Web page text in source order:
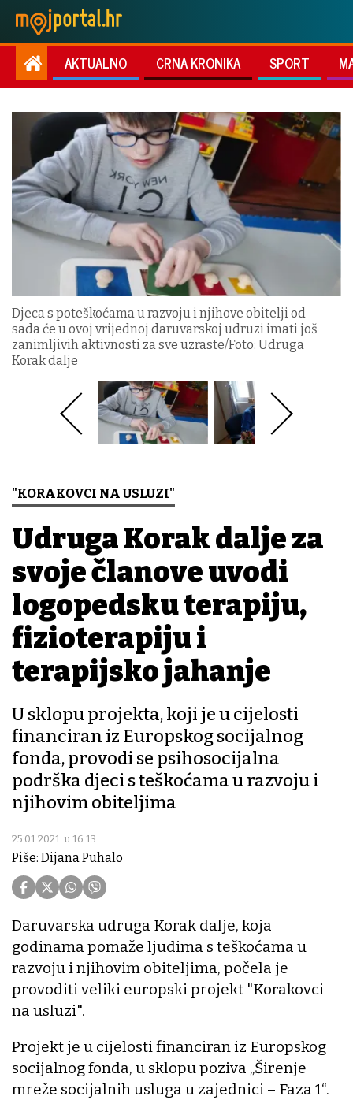
AKTUALNO CRNA KRONIKA SPORT
Djeca s poteškoćama u razvoju i njihove obitelji od
sada će u ovoj vrijednoj daruvarskoj udruzi imati još
zanimljivih aktivnosti za sve uzraste/Foto: Udruga
Korak dalje
"KORAKOVCI NA USLUZI"
Udruga Korak dalje za
svoje članove uvodi
logopedsku terapiju,
fizioterapiju i
terapijsko jahanje
U sklopu projekta, koji je u cijelosti
financiran iz Europskog socijalnog
fonda, provodi se psihosocijalna
podrška djeci s teškoćama u razvoju i
njihovim obiteljima
25.01.2021. u 16:13
Piše: Dijana Puhalo
Daruvarska udruga Korak dalje, koja
godinama pomaže ljudima s teškoćama u
razvoju i njihovim obiteljima, počela je
provoditi veliki europski projekt "Korakovci
na usluzi".
Projekt je u cijelosti financiran iz Europskog
socijalnog fonda, u sklopu poziva „Širenje
mreže socijalnih usluga u zajednici – Faza 1“.